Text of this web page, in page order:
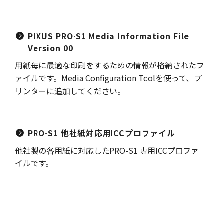
PIXUS PRO-S1 Media Information File
Version 00
用紙毎に最適な印刷をするための情報が格納されたフ
ァイルです。Media Configuration Toolを使って、プ
リンターに追加してください。
PRO-S1 他社紙対応用ICCプロファイル
他社製の各用紙に対応したPRO-S1 専用ICCプロファ
イルです。